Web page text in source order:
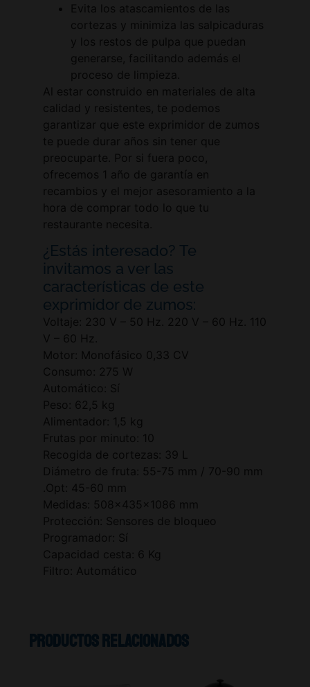
Evita los atascamientos de las
cortezas y minimiza las salpicaduras
y los restos de pulpa que puedan
generarse, facilitando además el
proceso de limpieza.
Al estar construido en materiales de alta
calidad y resistentes, te podemos
garantizar que este exprimidor de zumos
te puede durar años sin tener que
preocuparte. Por si fuera poco,
ofrecemos 1 año de garantía en
recambios y el mejor asesoramiento a la
hora de comprar todo lo que tu
restaurante necesita.
¿Estás interesado? Te
invitamos a ver las
características de este
exprimidor de zumos:
Voltaje: 230 V – 50 Hz. 220 V – 60 Hz. 110
V – 60 Hz.
Motor: Monofásico 0,33 CV
Consumo: 275 W
Automático: Sí
Peso: 62,5 kg
Alimentador: 1,5 kg
Frutas por minuto: 10
Recogida de cortezas: 39 L
Diámetro de fruta: 55-75 mm / 70-90 mm
.Opt: 45-60 mm
Medidas: 508x435x1086 mm
Protección: Sensores de bloqueo
Programador: Sí
Capacidad cesta: 6 Kg
Filtro: Automático
Productos relacionados